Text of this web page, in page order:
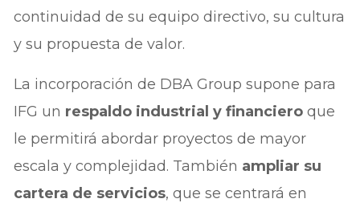
continuidad de su equipo directivo, su cultura
y su propuesta de valor.
La incorporación de DBA Group supone para
IFG un respaldo industrial y financieroque
le permitirá abordar proyectos de mayor
escala y complejidad. También ampliar su
cartera de servicios, que se centrará en